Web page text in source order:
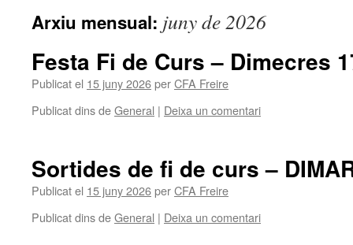
Arxiu mensual: juny de 2026
Festa Fi de Curs – Dimecres
Publicat el 15 juny 2026perCFA Freire
Publicat dins deGeneral | Deixa un comentari
Sortides de fi de curs –
Publicat el 15 juny 2026perCFA Freire
Publicat dins deGeneral | Deixa un comentari